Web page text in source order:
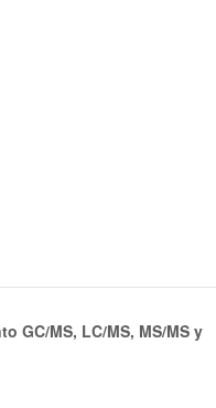
GC/MS, LC/MS, MS/MS y